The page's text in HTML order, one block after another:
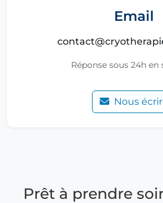
Email
Réponse sous 24h en
Nous
Prêt à prendre